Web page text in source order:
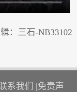
：三石-NB33102
系我们 |免责声